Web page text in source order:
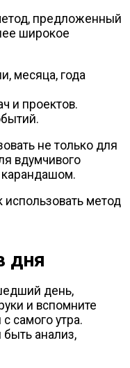
предложенный
широкое
месяца, года
и проектов.
не только для
вдумчивого
карандашом.
использовать метод
дня
день,
и вспомните
самого утра.
анализ,